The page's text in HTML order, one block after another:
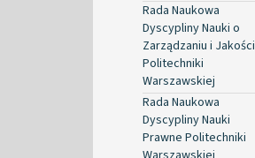
Rada Naukowa
Dyscypliny Nauki o
Zarządzaniu i Jakości
Politechniki
Warszawskiej
Rada Naukowa
Dyscypliny Nauki
Prawne Politechniki